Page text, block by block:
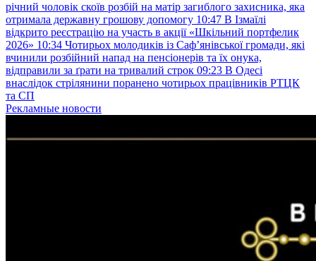
річний чоловік скоїв розбій на матір загиблого захисника, яка
отримала державну грошову допомогу 10:47 В Ізмаїлі
відкрито реєстрацію на участь в акції «Шкільний портфелик
2026» 10:34 Чотирьох молодиків із Саф’янівської громади, які
вчинили розбійний напад на пенсіонерів та їх онука,
відправили за ґрати на тривалий строк 09:23 В Одесі
внаслідок стрілянини поранено чотирьох працівників РТЦК
та СП
Рекламные новости